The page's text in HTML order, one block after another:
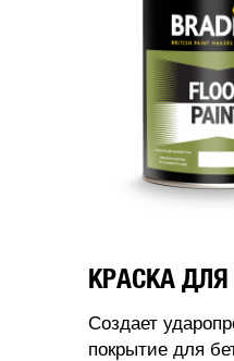
КРАСКА
Создает
покрытие для